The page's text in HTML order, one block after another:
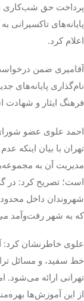
پرداخت حق شب‌کاری
پایانه‌های تاکسیرانی
اعلام کرد.
آقامیری ضمن
نام‌گذاری پایانه‌های
فرهنگ ایثار و شهادت
احمد علوی عضو
تهران با بیان اینکه
مدیریت آن به
است؛ تصریح کرد: در
شهروندان داخل
که به شهر رفت‌وآمد
علوی خاطرنشان کرد:
خط سفید، و مسائل
تهرانی ارائه می‌شود.
از این آموزش‌ها